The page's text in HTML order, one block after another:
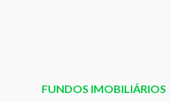
Carteiras Recomendadas
FUNDOS IMOBILIÁRIOS